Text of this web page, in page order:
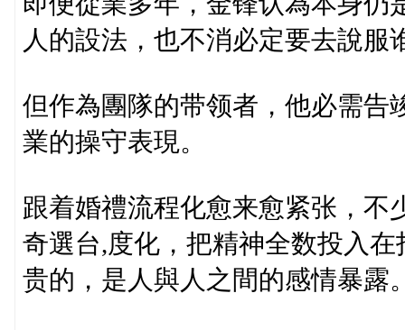
人的設法，也不消必定要去說服
但作為團隊的带领者，他必需告
業的操守表現。
跟着婚禮流程化愈来愈紧张，不
奇選台,度化，把精神全数投入
贵的，是人與人之間的感情暴露